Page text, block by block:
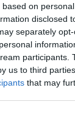
on
disclosed
separately
participants.
us to third
that may
affrontare
guardia
garantita
periferici
di Cecina è il
la richiesta di
ma di